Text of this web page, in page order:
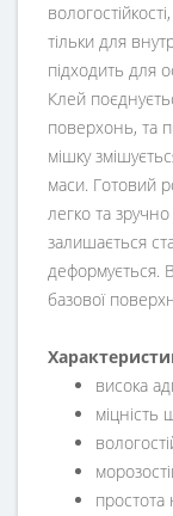
тільки для
підходить для
Клей
поверхонь, та
мішку
маси. Готовий
легко та
залишається
деформується.
базової
висока
міцність